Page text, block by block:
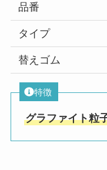
品番
タイプ
替えゴム
特徴
グラファイト粒